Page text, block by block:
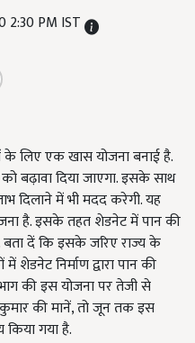
2:30 PM IST
के लिए एक खास योजना बनाई है.
बढ़ावा दिया जाएगा. इसके साथ
दिलाने में भी मदद करेगी. यह
है. इसके तहत शेडनेट में पान की
बता दें कि इसके जरिए राज्य के
निर्माण द्वारा पान की
की इस योजना पर तेजी से
कुमार की मानें, तो जून तक इस
गया है.